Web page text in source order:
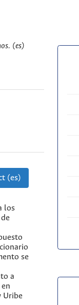
(es)
(es)
los
se
a
Uribe